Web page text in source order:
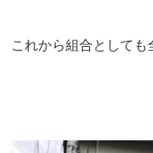
これから組合として